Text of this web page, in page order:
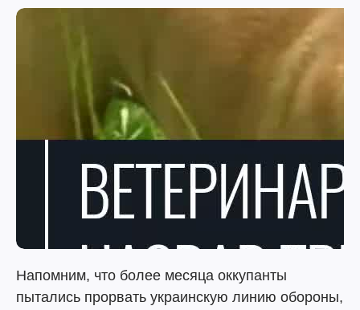
Напомним, что более месяца оккупанты
пытались прорвать украинскую линию обороны,